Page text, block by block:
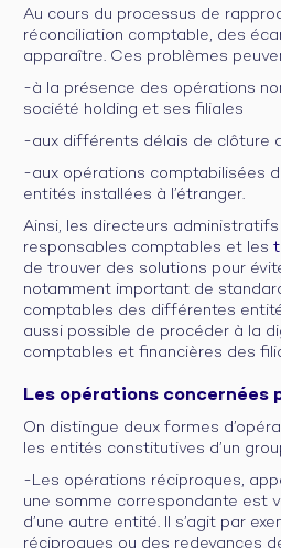
Au cours du processus de
réconciliation comptable, des
apparaître. Ces problèmes
-à la présence des opérations
société holding et ses filiales
-aux différents délais de clôture
-aux opérations comptabilisées
entités installées à l’étranger.
Ainsi, les directeurs
responsables comptables et les
de trouver des solutions pour
notamment important de
comptables des différentes
aussi possible de procéder à la
comptables et financières des
Les opérations concernées
On distingue deux formes
les entités constitutives d’un
-Les opérations réciproques,
une somme correspondante est
d’une autre entité. Il s’agit par
réciproques ou des redevances